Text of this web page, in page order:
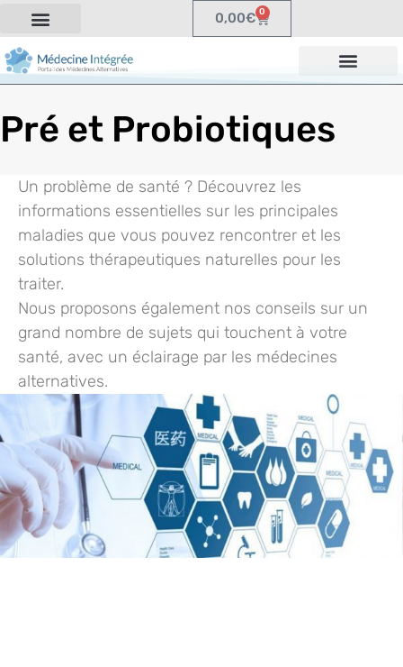
0,00€ 0
Pré et Probiotiques
Un problème de santé ? Découvrez les
informations essentielles sur les principales
maladies que vous pouvez rencontrer et les
solutions thérapeutiques naturelles pour les
traiter.
Nous proposons également nos conseils sur un
grand nombre de sujets qui touchent à votre
santé, avec un éclairage par les médecines
alternatives.